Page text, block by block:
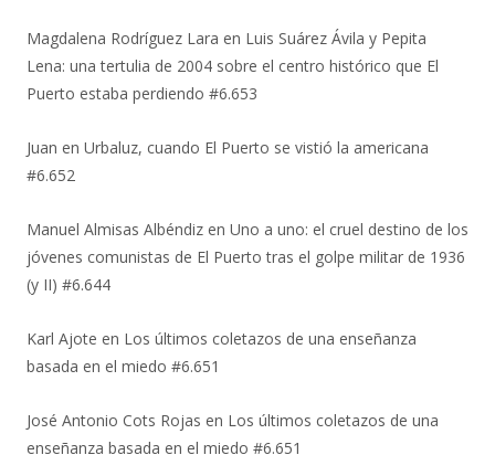
Magdalena Rodríguez Lara en Luis Suárez Ávila y Pepita
Lena: una tertulia de 2004 sobre el centro histórico que El
Puerto estaba perdiendo #6.653
Juan en Urbaluz, cuando El Puerto se vistió la americana
#6.652
Manuel Almisas Albéndiz en Uno a uno: el cruel destino de los
jóvenes comunistas de El Puerto tras el golpe militar de 1936
(y II) #6.644
Karl Ajote en Los últimos coletazos de una enseñanza
basada en el miedo #6.651
José Antonio Cots Rojas en Los últimos coletazos de una
enseñanza basada en el miedo #6.651